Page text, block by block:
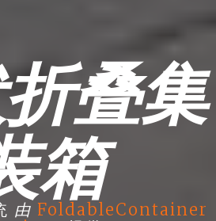
叠集
箱
由 FoldableContainer